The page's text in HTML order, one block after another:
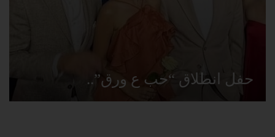
حفل انطلاق “حب ع ورق”..